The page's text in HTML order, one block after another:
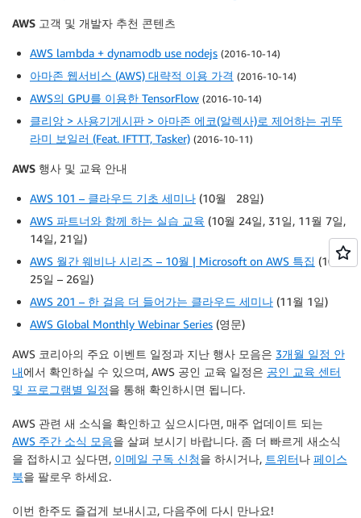
AWS 고객 및 개발자 추천 콘텐츠
AWS lambda + dynamodb use nodejs (2016-10-14)
아마존 웹서비스 (AWS) 대략적 이용 가격 (2016-10-14)
AWS의 GPU를 이용한 TensorFlow (2016-10-14)
클리앙 > 사용기게시판 > 아마존 에코(알렉사)로 제어하는 귀뚜
라미 보일러 (Feat. IFTTT, Tasker) (2016-10-11)
AWS 행사 및 교육 안내
AWS 101 – 클라우드 기초 세미나 (10월 28일)
AWS 파트너와 함께 하는 실습 교육 (10월 24일, 31일, 11월 7일,
14일, 21일)
AWS 월간 웨비나 시리즈 – 10월 | Microsoft on AWS 특집 (10월
25일 – 26일)
AWS 201 – 한 걸음 더 들어가는 클라우드 세미나 (11월 1일)
AWS Global Monthly Webinar Series (영문)
AWS 코리아의 주요 이벤트 일정과 지난 행사 모음은 3개월 일정 안
내에서 확인하실 수 있으며, AWS 공인 교육 일정은 공인 교육 센터
및 프로그램별 일정을 통해 확인하시면 됩니다.
AWS 관련 새 소식을 확인하고 싶으시다면, 매주 업데이트 되는
AWS 주간 소식 모음을 살펴 보시기 바랍니다. 좀 더 빠르게 새소식
을 접하시고 싶다면, 이메일 구독 신청을 하시거나, 트위터나 페이스
북을 팔로우 하세요.
이번 한주도 즐겁게 보내시고, 다음주에 다시 만나요!